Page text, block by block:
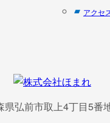
アクセ
県弘前市取上4丁目5番